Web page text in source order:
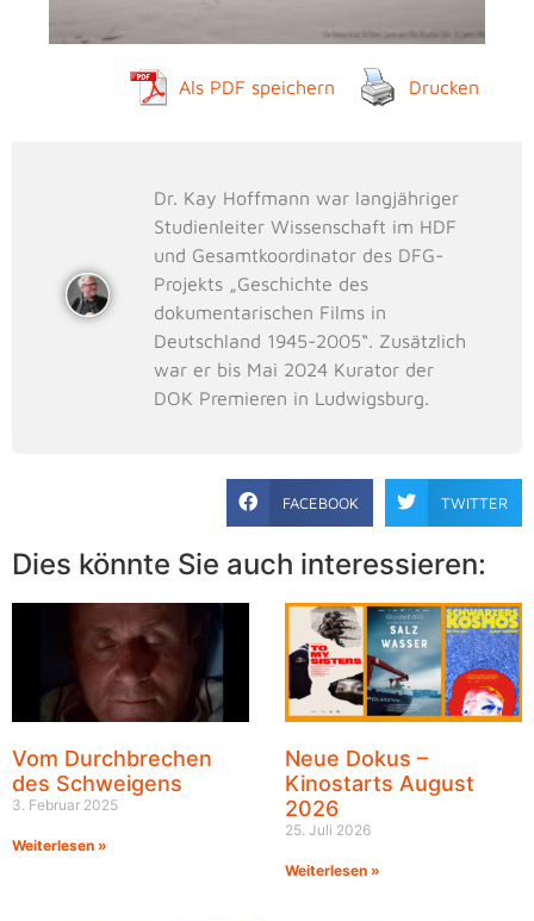
Als PDF speichern Drucken
Dr. Kay Hoffmann war langjähriger
Studienleiter Wissenschaft im HDF
und Gesamtkoordinator des DFG-
Projekts „Geschichte des
dokumentarischen Films in
Deutschland 1945-2005“. Zusätzlich
war er bis Mai 2024 Kurator der
DOK Premieren in Ludwigsburg.
FACEBOOK TWITTER
Dies könnte Sie auch interessieren:
Vom Durchbrechen
des Schweigens
3. Februar 2025
Weiterlesen »
Neue Dokus –
Kinostarts August
2026
25. Juli 2026
Weiterlesen »